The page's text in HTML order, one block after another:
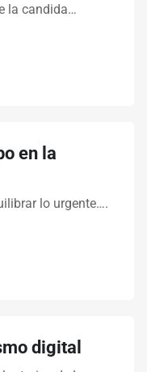
la candida…
en la
lo urgente….
digital